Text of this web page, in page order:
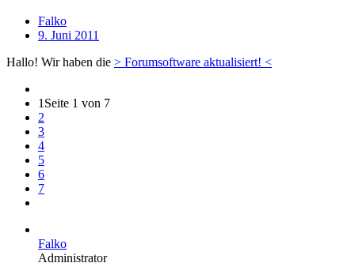
Falko
9. Juni 2011
Hallo! Wir haben die > Forumsoftware aktualisiert! <
1 Seite 1 von 7
2
3
4
5
6
7
Falko
Administrator